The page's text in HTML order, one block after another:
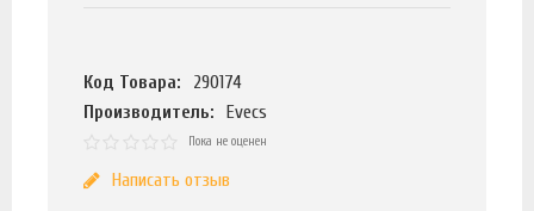
Код Товара:
290174
Производитель:
Evecs
Пока не оценен
Написать отзыв